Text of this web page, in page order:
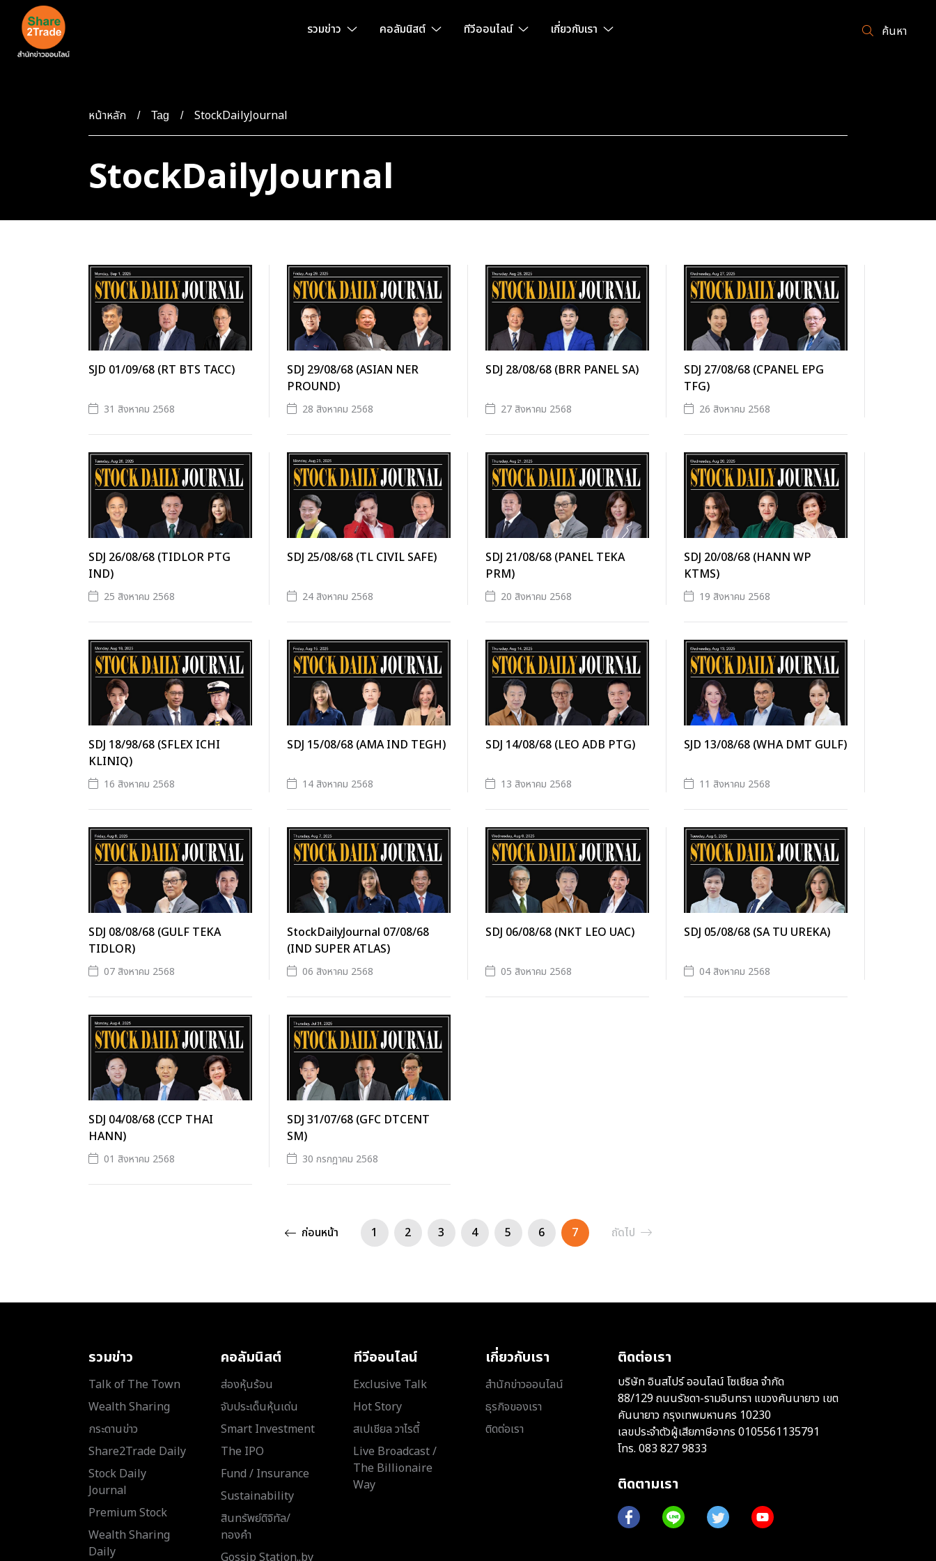
รวมข่าว คอลัมนิสต์ ทีวีออนไลน์ เกี่ยวกับเรา ค้นหา
หน้าหลัก Tag StockDailyJournal
StockDailyJournal
SJD 01/09/68 (RT BTS TACC)
31 สิงหาคม 2568
SDJ 29/08/68 (ASIAN NER
PROUND)
28 สิงหาคม 2568
SDJ 28/08/68 (BRR PANEL SA)
27 สิงหาคม 2568
SDJ 27/08/68 (CPANEL EPG
TFG)
26 สิงหาคม 2568
SDJ 26/08/68 (TIDLOR PTG
IND)
25 สิงหาคม 2568
SDJ 25/08/68 (TL CIVIL SAFE)
24 สิงหาคม 2568
SDJ 21/08/68 (PANEL TEKA
PRM)
20 สิงหาคม 2568
SDJ 20/08/68 (HANN WP
KTMS)
19 สิงหาคม 2568
SDJ 18/98/68 (SFLEX ICHI
KLINIQ)
16 สิงหาคม 2568
SDJ 15/08/68 (AMA IND TEGH)
14 สิงหาคม 2568
SDJ 14/08/68 (LEO ADB PTG)
13 สิงหาคม 2568
SJD 13/08/68 (WHA DMT GULF)
11 สิงหาคม 2568
SDJ 08/08/68 (GULF TEKA
TIDLOR)
07 สิงหาคม 2568
StockDailyJournal 07/08/68
(IND SUPER ATLAS)
06 สิงหาคม 2568
SDJ 06/08/68 (NKT LEO UAC)
05 สิงหาคม 2568
SDJ 05/08/68 (SA TU UREKA)
04 สิงหาคม 2568
SDJ 04/08/68 (CCP THAI
HANN)
01 สิงหาคม 2568
SDJ 31/07/68 (GFC DTCENT
SM)
30 กรกฎาคม 2568
ก่อนหน้า 1 2 3 4 5 6 7 ถัดไป
รวมข่าว
Talk of The Town
Wealth Sharing
กระดานข่าว
Share2Trade Daily
Stock Daily
Journal
Premium Stock
Wealth Sharing
Daily
คอลัมนิสต์
ส่องหุ้นร้อน
จับประเด็นหุ้นเด่น
Smart Investment
The IPO
Fund / Insurance
Sustainability
สินทรัพย์ดิจิทัล/
ทองคำ
Gossip Station..by
ทีวีออนไลน์
Exclusive Talk
Hot Story
สเปเชียล วาไรตี้
Live Broadcast /
The Billionaire
Way
เกี่ยวกับเรา
สำนักข่าวออนไลน์
ธุรกิจของเรา
ติดต่อเรา
ติดต่อเรา
บริษัท อินสไปร์ ออนไลน์ โซเชียล จำกัด
88/129 ถนนรัชดา-รามอินทรา แขวงคันนายาว เขต
คันนายาว กรุงเทพมหานคร 10230
เลขประจำตัวผู้เสียภาษีอากร 0105561135791
โทร. 083 827 9833
ติดตามเรา